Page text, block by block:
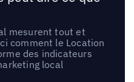
mesurent tout et
comment le Location
des indicateurs
local